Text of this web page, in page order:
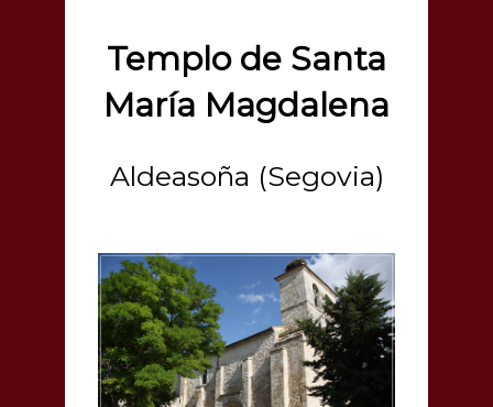
Templo de Santa
María Magdalena
Aldeasoña (Segovia)